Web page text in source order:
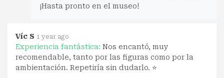
¡Hasta pronto en el museo!
Víc S 1 year ago
Experiencia fantástica: Nos encantó, muy
recomendable, tanto por las figuras como por la
ambientación. Repetiría sin dudarlo. ⭐